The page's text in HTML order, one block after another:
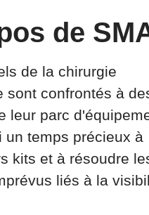
de
de la chirurgie
sont confrontés à
leur parc
un temps précieux à
kits et à résoudre
liés à la